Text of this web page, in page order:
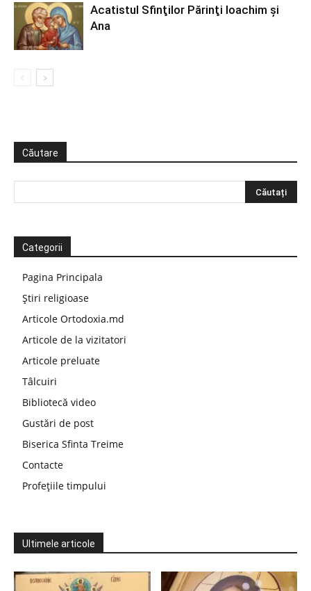
Acatistul Sfinţilor Părinţi Ioachim şi
Ana
Căutare
Categorii
Pagina Principala
Știri religioase
Articole Ortodoxia.md
Articole de la vizitatori
Articole preluate
Tâlcuiri
Bibliotecă video
Gustări de post
Biserica Sfinta Treime
Contacte
Profețiile timpului
Ultimele articole